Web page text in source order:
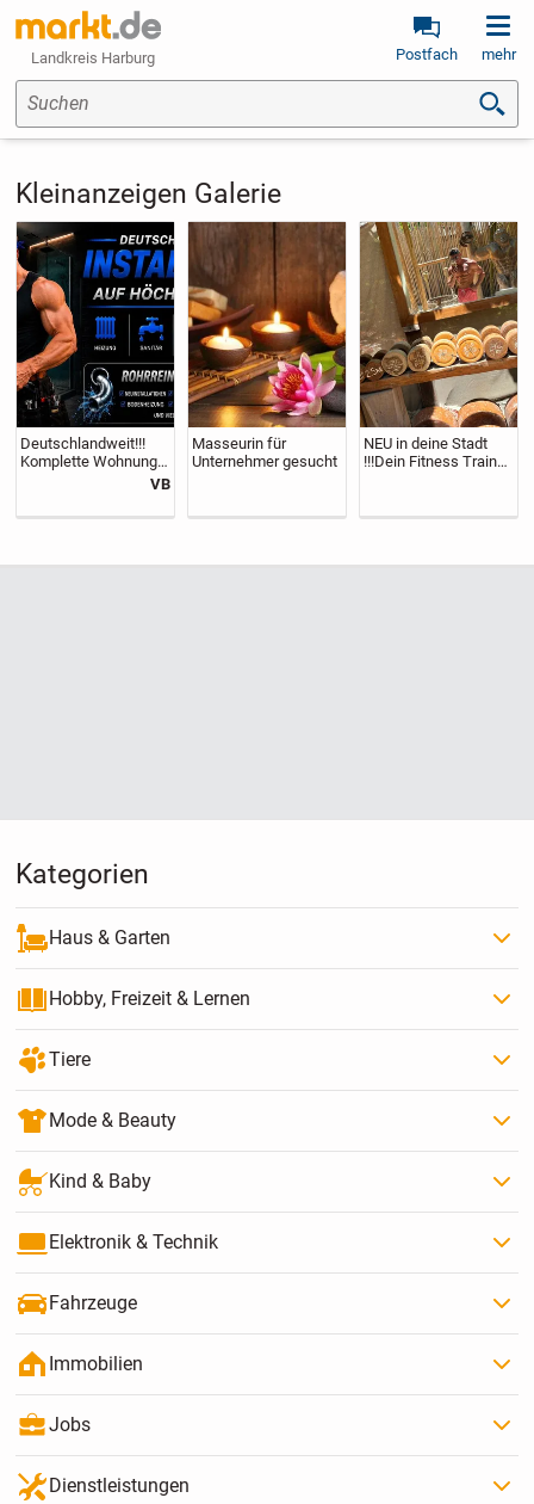
Landkreis Harburg Postfach mehr
Suchen
Kleinanzeigen Galerie
Deutschlandweit!!!
Komplette Wohnung
Sanierung - Sanitär-VB
Masseurin für
Unternehmer gesucht
NEU in deine Stadt
!!!Dein Fitness Trainer
Kategorien
Haus & Garten
Hobby, Freizeit & Lernen
Tiere
Mode & Beauty
Kind & Baby
Elektronik & Technik
Fahrzeuge
Immobilien
Jobs
Dienstleistungen